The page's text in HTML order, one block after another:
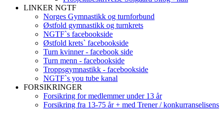
LINKER NGTF
Norges Gymnastikk og turnforbund
Østfold gymnastikk og turnkrets
NGTF`s facebookside
Østfold krets` facebookside
Turn kvinner - facebook side
Turn menn - facebookside
Troppsgymnastikk - facebookside
NGTF`s you tube kanal
FORSIKRINGER
Forsikring for medlemmer under 13 år
Forsikring fra 13-75 år + med Trener / konkurranselisens